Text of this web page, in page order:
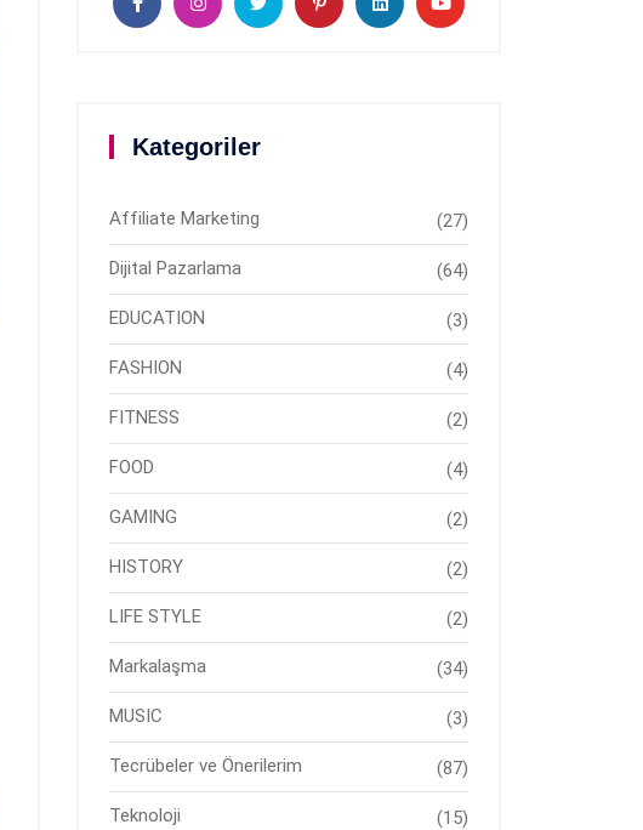
Kategoriler
Affiliate Marketing (27)
Dijital Pazarlama (64)
EDUCATION (3)
FASHION (4)
FITNESS (2)
FOOD (4)
GAMING (2)
HISTORY (2)
LIFE STYLE (2)
Markalaşma (34)
MUSIC (3)
Tecrübeler ve Önerilerim (87)
Teknoloji (15)